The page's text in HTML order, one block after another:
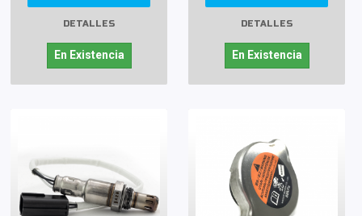
DETALLES
En Existencia
DETALLES
En Existencia